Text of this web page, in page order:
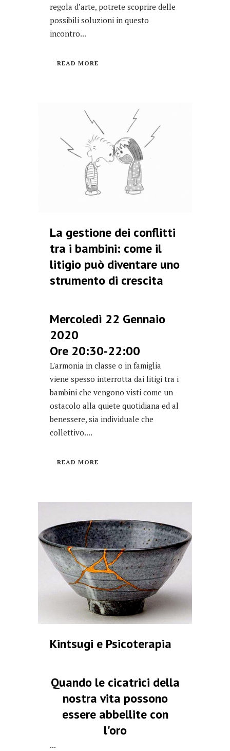
regola d’arte, potrete scoprire delle
possibili soluzioni in questo
incontro...
READ MORE
La gestione dei conflitti
tra i bambini: come il
litigio può diventare uno
strumento di crescita
Mercoledì 22 Gennaio
2020
Ore 20:30-22:00
L'armonia in classe o in famiglia
viene spesso interrotta dai litigi tra i
bambini che vengono visti come un
ostacolo alla quiete quotidiana ed al
benessere, sia individuale che
collettivo....
READ MORE
Kintsugi e Psicoterapia
Quando le cicatrici della
nostra vita possono
essere abbellite con
l'oro
...